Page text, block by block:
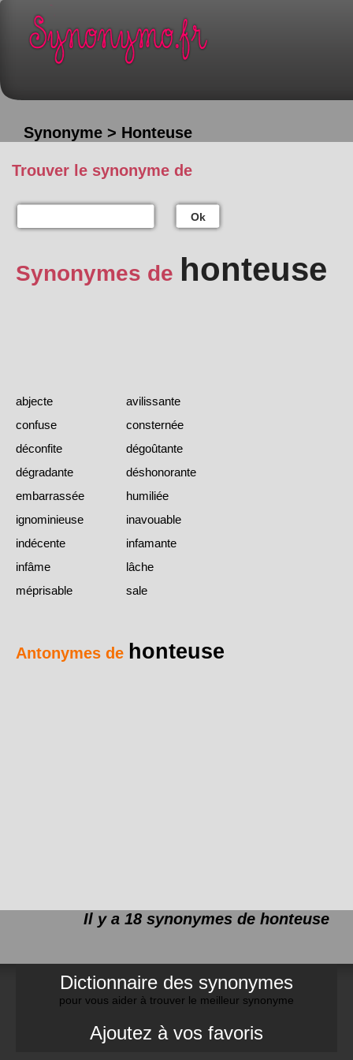
Synonyme > Honteuse
Trouver le synonyme de
Ok
Synonymes de honteuse
abjecte
avilissante
confuse
consternée
déconfite
dégoûtante
dégradante
déshonorante
embarrassée
humiliée
ignominieuse
inavouable
indécente
infamante
infâme
lâche
méprisable
sale
Antonymes de honteuse
Il y a 18 synonymes de honteuse
Dictionnaire des synonymes
pour vous aider à trouver le meilleur synonyme
Ajoutez à vos favoris